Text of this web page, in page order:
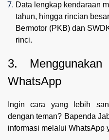
Data lengkap kendaraan
tahun, hingga rincian
Bermotor (PKB) dan
rinci.
3.
WhatsApp
Ingin cara yang lebih
dengan teman? Bapenda
informasi melalui WhatsApp